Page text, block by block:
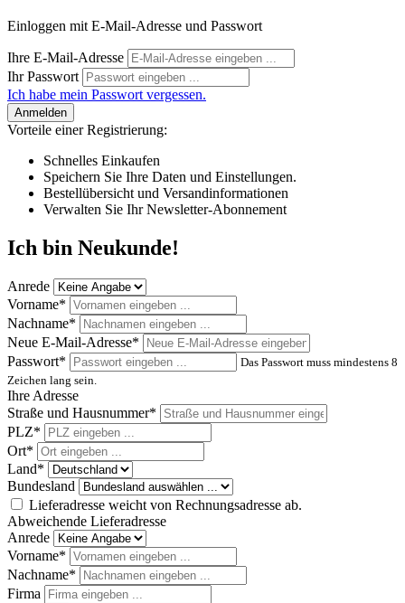
Einloggen mit E-Mail-Adresse und Passwort
Ihre E-Mail-Adresse
Ihr Passwort
Ich habe mein Passwort vergessen.
Anmelden
Vorteile einer Registrierung:
Schnelles Einkaufen
Speichern Sie Ihre Daten und Einstellungen.
Bestellübersicht und Versandinformationen
Verwalten Sie Ihr Newsletter-Abonnement
Ich bin Neukunde!
Anrede
Vorname*
Nachname*
Neue E-Mail-Adresse*
Passwort*
Das Passwort muss mindestens 8
Zeichen lang sein.
Ihre Adresse
Straße und Hausnummer*
PLZ*
Ort*
Land*
Bundesland
Lieferadresse weicht von Rechnungsadresse ab.
Abweichende Lieferadresse
Anrede
Vorname*
Nachname*
Firma